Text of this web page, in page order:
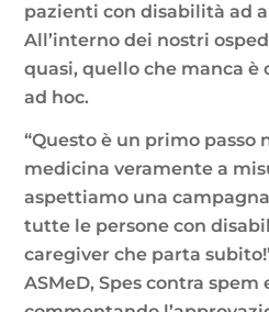
pazienti con disabilità ad
All’interno dei nostri
quasi, quello che manca è
ad hoc.
“Questo è un primo passo
medicina veramente a
aspettiamo una
tutte le persone con
caregiver che parta
ASMeD, Spes contra spem